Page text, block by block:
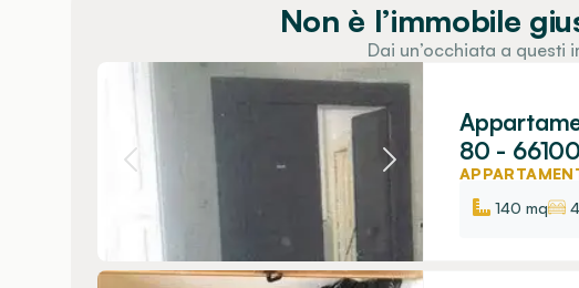
Non è l’immobile
Dai un’occhiata a questi
80 -
140 mq